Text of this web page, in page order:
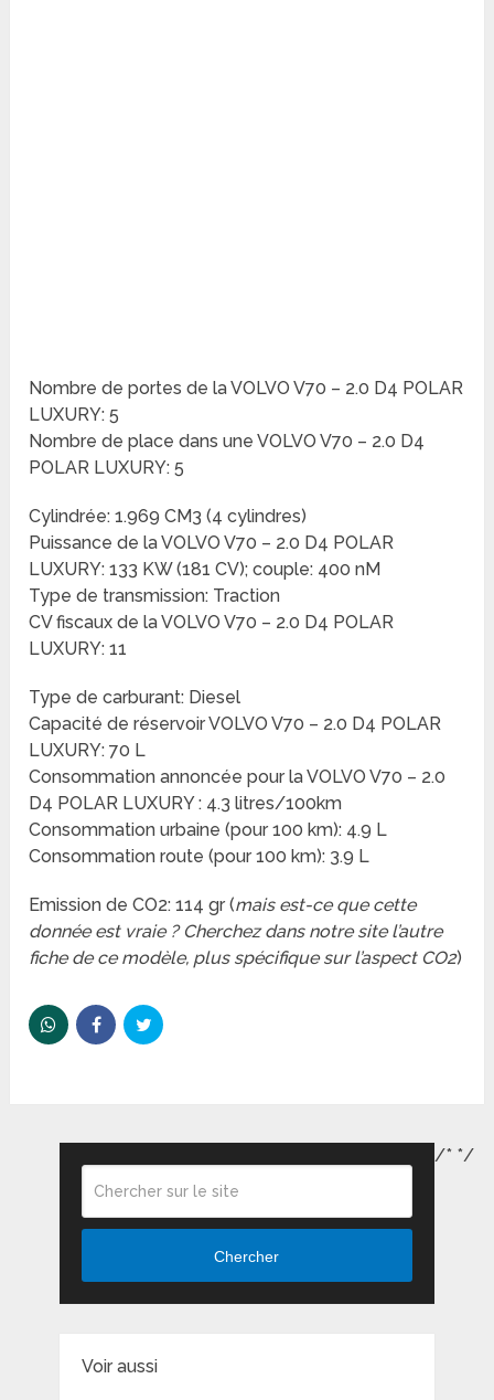
Nombre de portes de la VOLVO V70 – 2.0 D4 POLAR
LUXURY: 5
Nombre de place dans une VOLVO V70 – 2.0 D4
POLAR LUXURY: 5
Cylindrée: 1.969 CM3 (4 cylindres)
Puissance de la VOLVO V70 – 2.0 D4 POLAR
LUXURY: 133 KW (181 CV); couple: 400 nM
Type de transmission: Traction
CV fiscaux de la VOLVO V70 – 2.0 D4 POLAR
LUXURY: 11
Type de carburant: Diesel
Capacité de réservoir VOLVO V70 – 2.0 D4 POLAR
LUXURY: 70 L
Consommation annoncée pour la VOLVO V70 – 2.0
D4 POLAR LUXURY : 4.3 litres/100km
Consommation urbaine (pour 100 km): 4.9 L
Consommation route (pour 100 km): 3.9 L
Emission de CO2: 114 gr (mais est-ce que cette
donnée est vraie ? Cherchez dans notre site l’autre
fiche de ce modèle, plus spécifique sur l’aspect CO2)
Chercher
Voir aussi
/* */